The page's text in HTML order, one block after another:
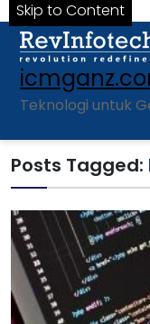
Skip to Content
Teknologi untuk
Posts Tagged: